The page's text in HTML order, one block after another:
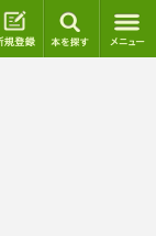
グイン 新規登録